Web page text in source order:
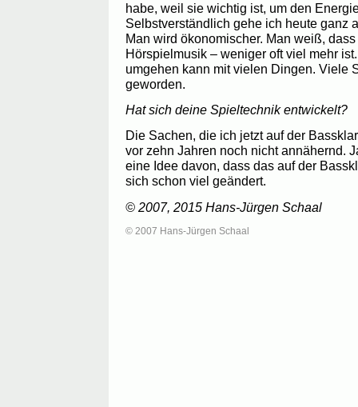
habe, weil sie wichtig ist, um den
Selbstverständlich gehe ich heute ganz
Man wird ökonomischer. Man weiß,
Hörspielmusik – weniger oft viel mehr
umgehen kann mit vielen Dingen. Viele
geworden.
Hat sich deine Spieltechnik entwickelt?
Die Sachen, die ich jetzt auf der
vor zehn Jahren noch nicht annähernd.
eine Idee davon, dass das auf der
sich schon viel geändert.
© 2007, 2015 Hans-Jürgen Schaal
© 2007 Hans-Jürgen Schaal